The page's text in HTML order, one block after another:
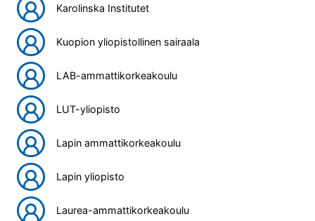
Karolinska Institutet
Kuopion yliopistollinen sairaala
LAB-ammattikorkeakoulu
LUT-yliopisto
Lapin ammattikorkeakoulu
Lapin yliopisto
Laurea-ammattikorkeakoulu